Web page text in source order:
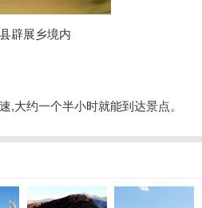
辟展乡境内
,大约一个半小时就能到达景点。